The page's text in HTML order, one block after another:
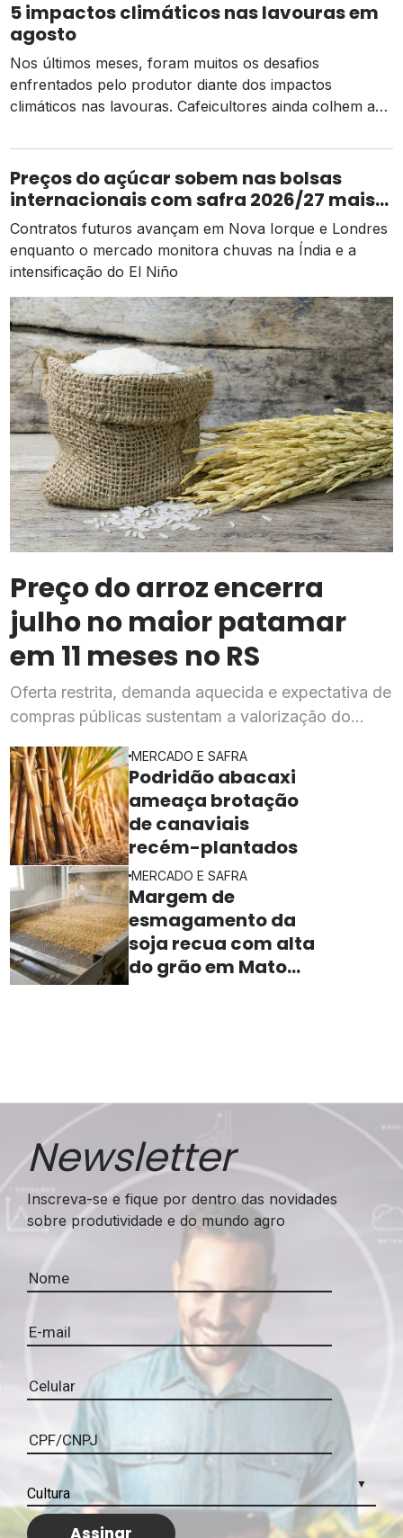
produção mundial de frutas cítricas, o Brasil é um dos
maiores produtores de citrus do […]
5 impactos climáticos nas lavouras em
agosto
Nos últimos meses, foram muitos os desafios
enfrentados pelo produtor diante dos impactos
climáticos nas lavouras. Cafeicultores ainda colhem a
verão de soja foi marcada pelo tempo seco, com
efeitos negativos nas regiões Sul, centro-oeste e sul de
São Paulo e sul do Mato Grosso do […]
Preços do açúcar sobem nas bolsas
internacionais com safra 2026/27 mais
apertada
Contratos futuros avançam em Nova Iorque e Londres
enquanto o mercado monitora chuvas na Índia e a
intensificação do El Niño
Preço do arroz encerra
julho no maior patamar
em 11 meses no RS
Oferta restrita, demanda aquecida e expectativa de
compras públicas sustentam a valorização do
MERCADO E SAFRA
Podridão abacaxi
ameaça brotação
de canaviais
recém-plantados
MERCADO E SAFRA
Margem de
esmagamento da
soja recua com alta
do grão em Mato
Newsletter
Inscreva-se e fique por dentro das novidades
sobre produtividade e do mundo agro